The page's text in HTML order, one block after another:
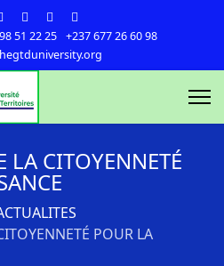
51 22 25
+237 677 26 60 98
LA CITOYENNETÉ
POUR LA